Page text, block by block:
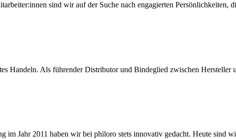
sind wir auf der Suche nach engagierten Persönlichkeiten,
Handeln. Als führender Distributor und Bindeglied zwischen Hersteller
Jahr 2011 haben wir bei philoro stets innovativ gedacht. Heute sind